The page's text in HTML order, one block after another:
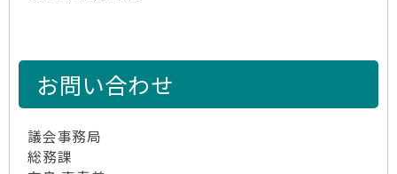
お問い合わせ
議会事務局
総務課